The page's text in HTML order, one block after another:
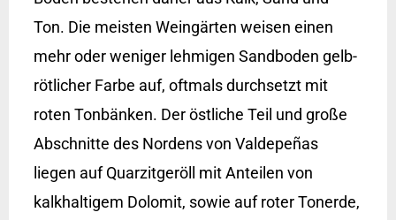
Ton. Die meisten Weingärten weisen einen
mehr oder weniger lehmigen Sandboden gelb-
rötlicher Farbe auf, oftmals durchsetzt mit
roten Tonbänken. Der östliche Teil und große
Abschnitte des Nordens von Valdepeñas
liegen auf Quarzitgeröll mit Anteilen von
kalkhaltigem Dolomit, sowie auf roter Tonerde,